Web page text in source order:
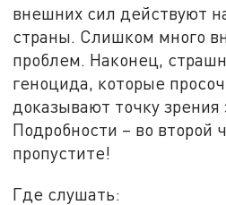
внешних сил действуют
страны. Слишком много
проблем. Наконец,
геноцида, которые
доказывают точку зрения
Подробности – во второй
пропустите!
Где слушать: